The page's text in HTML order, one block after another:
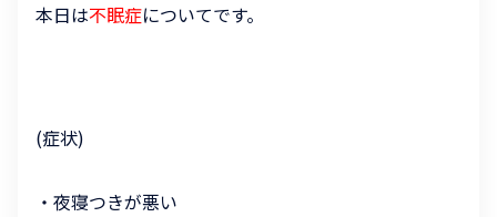
本日は不眠症についてです。
(症状)
・夜寝つきが悪い